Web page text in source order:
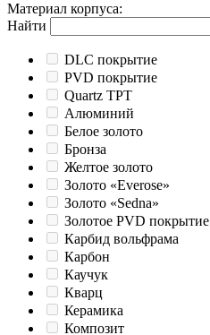
Материал корпуса:
Найти
DLC покрытие
PVD покрытие
Quartz TPT
Алюминий
Белое золото
Бронза
Желтое золото
Золото «Everose»
Золото «Sedna»
Золотое PVD покрытие
Карбид вольфрама
Карбон
Каучук
Кварц
Керамика
Композит